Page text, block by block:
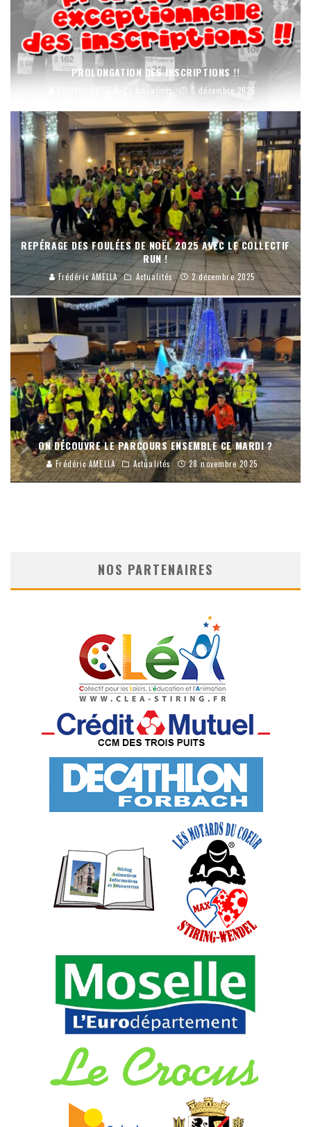
PROLONGATION DES INSCRIPTIONS !!
Actualités 6 décembre 2025
REPÉRAGE DES FOULÉES DE NOËL 2025 AVEC LE COLLECTIF
RUN !
Frédéric AMELLA Actualités 2 décembre 2025
ON DÉCOUVRE LE PARCOURS ENSEMBLE CE MARDI ?
Frédéric AMELLA Actualités 28 novembre 2025
NOS PARTENAIRES